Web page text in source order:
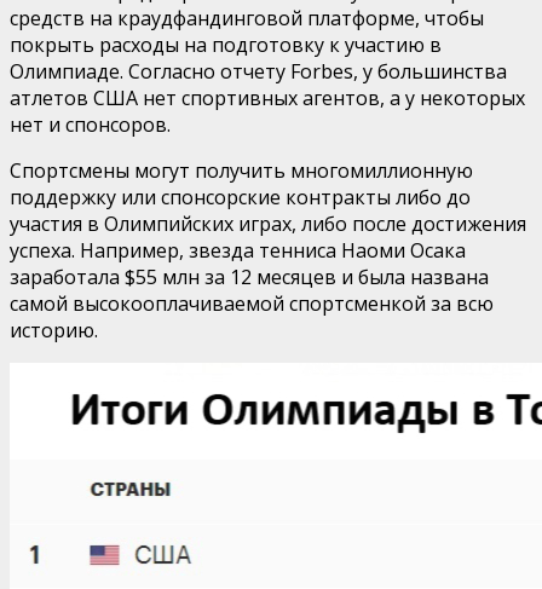
средств на краудфандинговой платформе, чтобы
покрыть расходы на подготовку к участию в
Олимпиаде. Согласно отчету Forbes, у большинства
атлетов США нет спортивных агентов, а у некоторых
нет и спонсоров.
Спортсмены могут получить многомиллионную
поддержку или спонсорские контракты либо до
участия в Олимпийских играх, либо после достижения
успеха. Например, звезда тенниса Наоми Осака
заработала $55 млн за 12 месяцев и была названа
самой высокооплачиваемой спортсменкой за всю
историю.